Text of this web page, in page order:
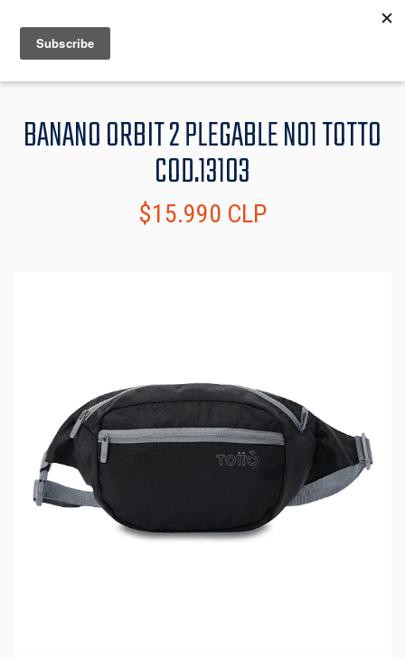
MENU
BANANO ORBIT 2 PLEGABLE N01 TOTTO
COD.13103
$15.990 CLP